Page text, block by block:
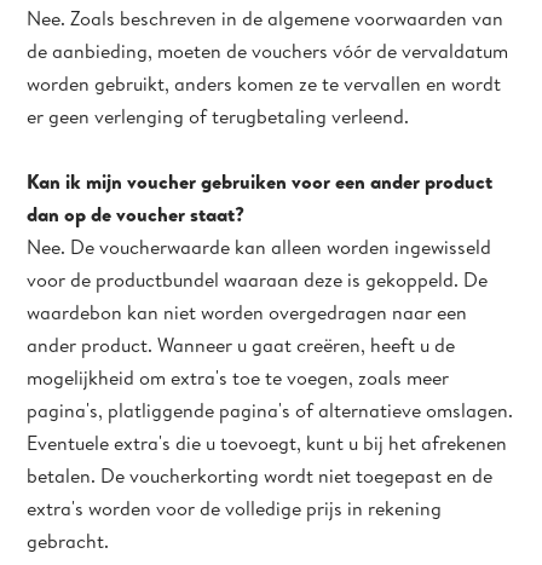
Nee. Zoals beschreven in de algemene voorwaarden van
de aanbieding, moeten de vouchers vóór de vervaldatum
worden gebruikt, anders komen ze te vervallen en wordt
er geen verlenging of terugbetaling verleend.
Kan ik mijn voucher gebruiken voor een ander product
dan op de voucher staat?
Nee. De voucherwaarde kan alleen worden ingewisseld
voor de productbundel waaraan deze is gekoppeld. De
waardebon kan niet worden overgedragen naar een
ander product. Wanneer u gaat creëren, heeft u de
mogelijkheid om extra's toe te voegen, zoals meer
pagina's, platliggende pagina's of alternatieve omslagen.
Eventuele extra's die u toevoegt, kunt u bij het afrekenen
betalen. De voucherkorting wordt niet toegepast en de
extra's worden voor de volledige prijs in rekening
gebracht.